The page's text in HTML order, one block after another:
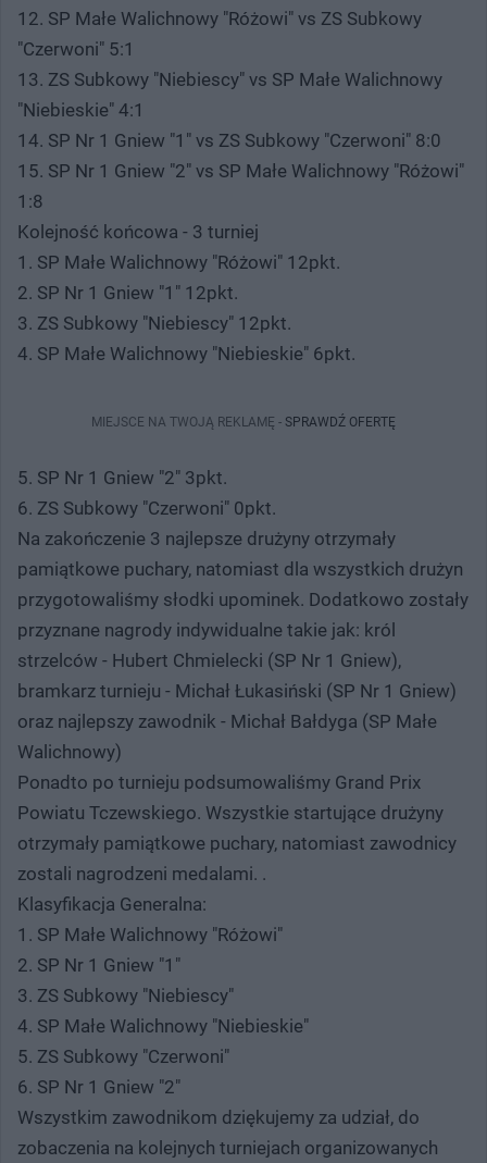
12. SP Małe Walichnowy "Różowi" vs ZS Subkowy
"Czerwoni" 5:1
13. ZS Subkowy "Niebiescy" vs SP Małe Walichnowy
"Niebieskie" 4:1
14. SP Nr 1 Gniew "1" vs ZS Subkowy "Czerwoni" 8:0
15. SP Nr 1 Gniew "2" vs SP Małe Walichnowy "Różowi"
1:8
Kolejność końcowa - 3 turniej
1. SP Małe Walichnowy "Różowi" 12pkt.
2. SP Nr 1 Gniew "1" 12pkt.
3. ZS Subkowy "Niebiescy" 12pkt.
4. SP Małe Walichnowy "Niebieskie" 6pkt.
MIEJSCE NA TWOJĄ REKLAMĘ - SPRAWDŹ OFERTĘ
5. SP Nr 1 Gniew "2" 3pkt.
6. ZS Subkowy "Czerwoni" 0pkt.
Na zakończenie 3 najlepsze drużyny otrzymały
pamiątkowe puchary, natomiast dla wszystkich drużyn
przygotowaliśmy słodki upominek. Dodatkowo zostały
przyznane nagrody indywidualne takie jak: król
strzelców - Hubert Chmielecki (SP Nr 1 Gniew),
bramkarz turnieju - Michał Łukasiński (SP Nr 1 Gniew)
oraz najlepszy zawodnik - Michał Bałdyga (SP Małe
Walichnowy)
Ponadto po turnieju podsumowaliśmy Grand Prix
Powiatu Tczewskiego. Wszystkie startujące drużyny
otrzymały pamiątkowe puchary, natomiast zawodnicy
zostali nagrodzeni medalami. .
Klasyfikacja Generalna:
1. SP Małe Walichnowy "Różowi"
2. SP Nr 1 Gniew "1"
3. ZS Subkowy "Niebiescy"
4. SP Małe Walichnowy "Niebieskie"
5. ZS Subkowy "Czerwoni"
6. SP Nr 1 Gniew "2"
Wszystkim zawodnikom dziękujemy za udział, do
zobaczenia na kolejnych turniejach organizowanych